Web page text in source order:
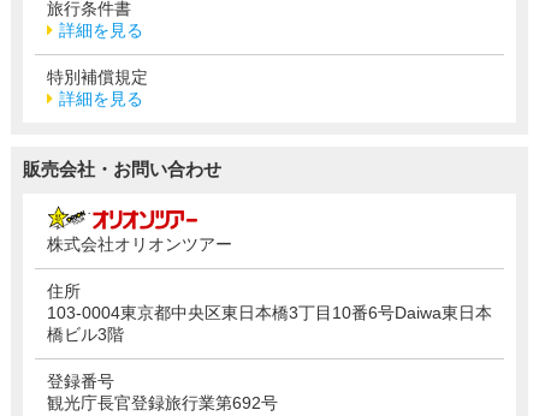
旅行条件書
詳細を見る
特別補償規定
詳細を見る
販売会社・お問い合わせ
株式会社オリオンツアー
住所
103-0004東京都中央区東日本橋3丁目10番6号Daiwa東日本
橋ビル3階
登録番号
観光庁長官登録旅行業第692号